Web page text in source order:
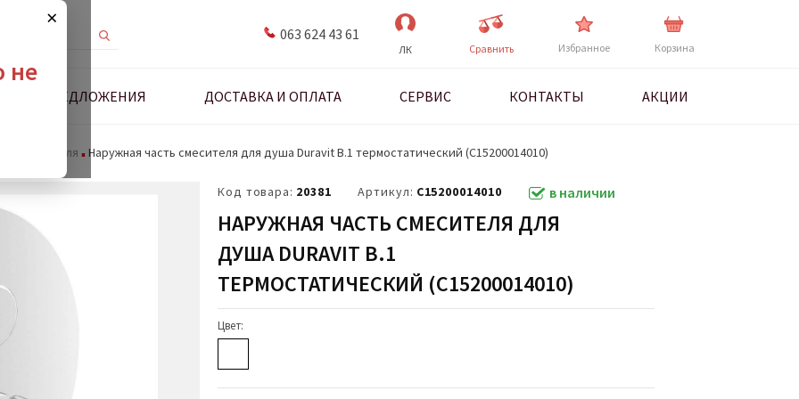
×
не
063 624 43 61
ЛК Cравнить Избранное Корзина
ПРЕДЛОЖЕНИЯ ДОСТАВКА И ОПЛАТА СЕРВИС КОНТАКТЫ АКЦИИ
смесителя Наружная часть смесителя для душа Duravit B.1 термостатический (C15200014010)
Код товара: 20381 Артикул: C15200014010 в наличии
НАРУЖНАЯ ЧАСТЬ СМЕСИТЕЛЯ ДЛЯ
ДУША DURAVIT B.1
ТЕРМОСТАТИЧЕСКИЙ (C15200014010)
Цвет: